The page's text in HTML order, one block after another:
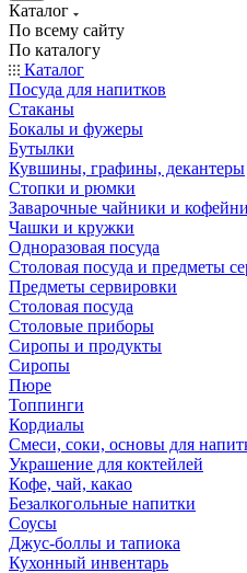
Каталог
По всему сайту
По каталогу
Каталог
Посуда для напитков
Стаканы
Бокалы и фужеры
Бутылки
Кувшины, графины, декантеры
Стопки и рюмки
Заварочные чайники и
Чашки и кружки
Одноразовая посуда
Столовая посуда и предметы
Предметы сервировки
Столовая посуда
Столовые приборы
Сиропы и продукты
Сиропы
Пюре
Топпинги
Кордиалы
Смеси, соки, основы для
Украшение для коктейлей
Кофе, чай, какао
Безалкогольные напитки
Соусы
Джус-боллы и тапиока
Кухонный инвентарь